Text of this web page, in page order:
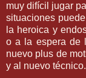
muy difícil jugar
situaciones
la heroica y
o a la espera de
nuevo plus de
y al nuevo técnico.